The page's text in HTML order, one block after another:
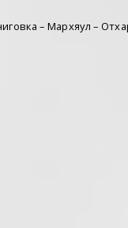
– Мархяул –